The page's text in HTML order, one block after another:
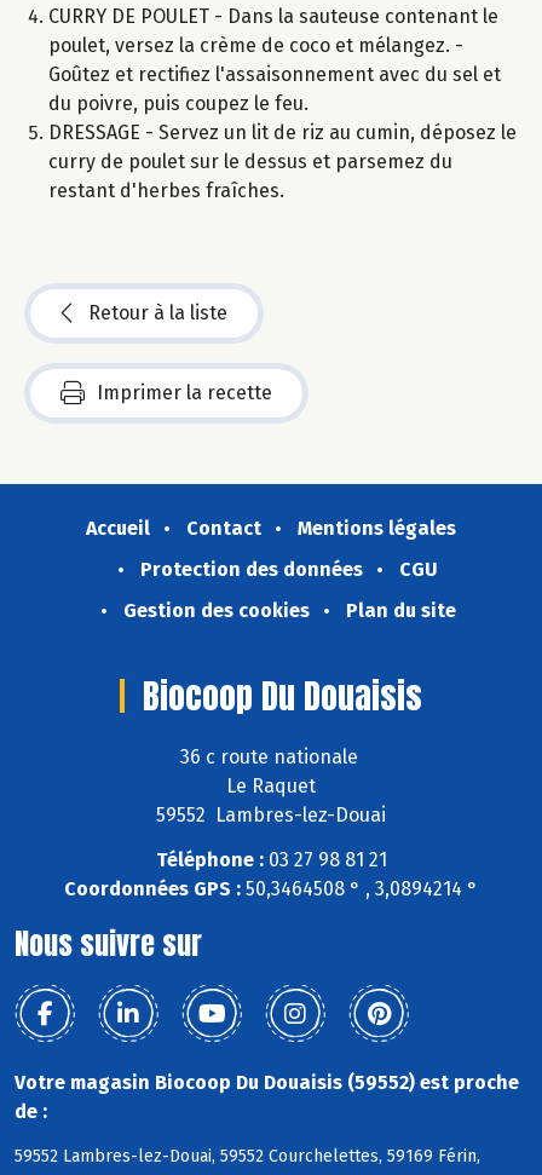
CURRY DE POULET - Dans la sauteuse contenant le
poulet, versez la crème de coco et mélangez. -
Goûtez et rectifiez l'assaisonnement avec du sel et
du poivre, puis coupez le feu.
DRESSAGE - Servez un lit de riz au cumin, déposez le
curry de poulet sur le dessus et parsemez du
restant d'herbes fraîches.
Retour à la liste
Imprimer la recette
Accueil Contact
Mentions légales
Protection des données
CGU
Gestion des cookies
Plan du site
Biocoop Du Douaisis
36 c route nationale
Le Raquet
59552 Lambres-lez-Douai
Téléphone :03 27 98 81 21
Coordonnées GPS : 50,3464508 ° , 3,0894214 °
Nous suivre sur
Votre magasin Biocoop Du Douaisis (59552) est proche
de :
59552 Lambres-lez-Douai, 59552 Courchelettes, 59169 Férin,